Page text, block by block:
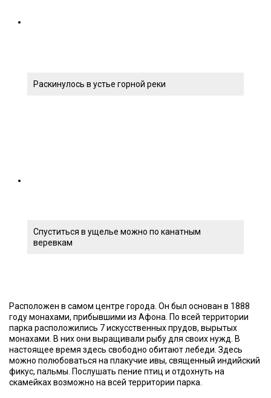
Раскинулось в устье горной реки
Спуститься в ущелье можно по канатным
веревкам
Расположен в самом центре города. Он был основан в 1888
году монахами, прибывшими из Афона. По всей территории
парка расположились 7 искусственных прудов, вырытых
монахами. В них они выращивали рыбу для своих нужд. В
настоящее время здесь свободно обитают лебеди. Здесь
можно полюбоваться на плакучие ивы, священный индийский
фикус, пальмы. Послушать пение птиц и отдохнуть на
скамейках возможно на всей территории парка.